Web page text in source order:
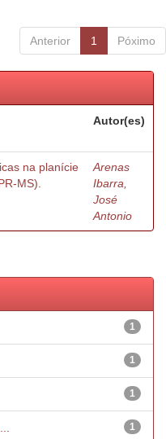
Anterior 1 Póximo
Autor(es)
na planície
MS).
Arenas
Ibarra,
José
Antonio
1
1
1
1